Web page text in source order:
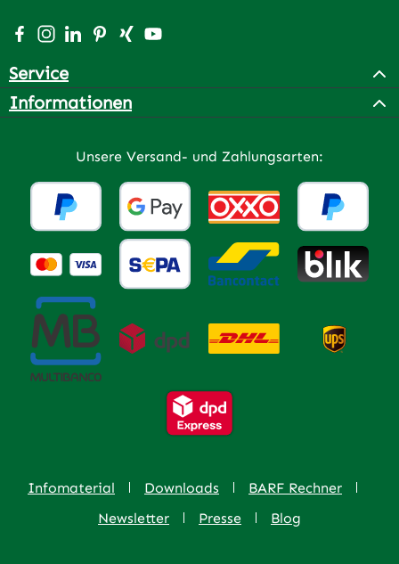
Besuche uns auf Facebook – öffnet in neuem Tab
Schau auf Instagram vorbei – öffnet in neuem Tab
Vernetze dich mit uns auf LinkedIn – öffnet in
Lass dich auf Pinterest inspirieren – öffnet
Vernetze dich mit uns auf Xing – öffnet
Sieh dir unsere Videos auf YouTube
Service
Informationen
Unsere Versand- und Zahlungsarten:
Infomaterial Downloads
BARF Rechner
Newsletter
Presse Blog